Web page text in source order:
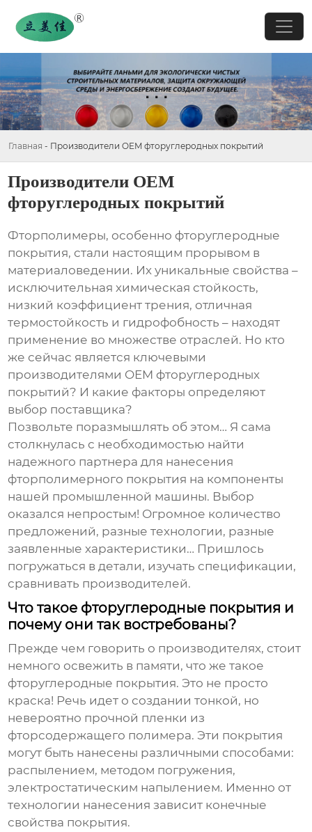
Главная - Производители OEM фторуглеродных покрытий
Производители OEM
фторуглеродных покрытий
Фторполимеры, особенно фторуглеродные
покрытия, стали настоящим прорывом в
материаловедении. Их уникальные свойства –
исключительная химическая стойкость,
низкий коэффициент трения, отличная
термостойкость и гидрофобность – находят
применение во множестве отраслей. Но кто
же сейчас является ключевыми
производителями OEM фторуглеродных
покрытий? И какие факторы определяют
выбор поставщика?
Позвольте поразмышлять об этом… Я сама
столкнулась с необходимостью найти
надежного партнера для нанесения
фторполимерного покрытия на компоненты
нашей промышленной машины. Выбор
оказался непростым! Огромное количество
предложений, разные технологии, разные
заявленные характеристики… Пришлось
погружаться в детали, изучать спецификации,
сравнивать производителей.
Что такое фторуглеродные покрытия и
почему они так востребованы?
Прежде чем говорить о производителях, стоит
немного освежить в памяти, что же такое
фторуглеродные покрытия. Это не просто
краска! Речь идет о создании тонкой, но
невероятно прочной пленки из
фторсодержащего полимера. Эти покрытия
могут быть нанесены различными способами:
распылением, методом погружения,
электростатическим напылением. Именно от
технологии нанесения зависит конечные
свойства покрытия.